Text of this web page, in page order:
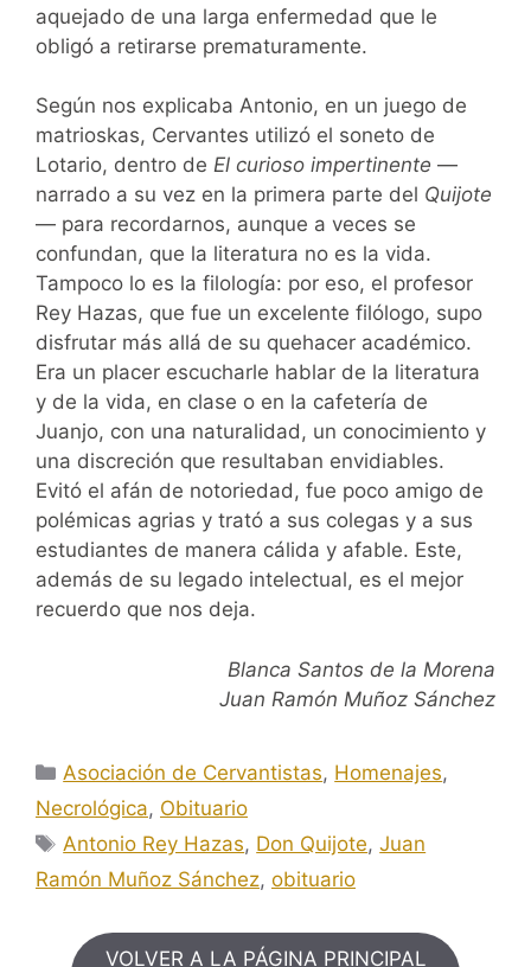
aquejado de una larga enfermedad que le
obligó a retirarse prematuramente.
Según nos explicaba Antonio, en un juego de
matrioskas, Cervantes utilizó el soneto de
Lotario, dentro de El curioso impertinente —
narrado a su vez en la primera parte del Quijote
— para recordarnos, aunque a veces se
confundan, que la literatura no es la vida.
Tampoco lo es la filología: por eso, el profesor
Rey Hazas, que fue un excelente filólogo, supo
disfrutar más allá de su quehacer académico.
Era un placer escucharle hablar de la literatura
y de la vida, en clase o en la cafetería de
Juanjo, con una naturalidad, un conocimiento y
una discreción que resultaban envidiables.
Evitó el afán de notoriedad, fue poco amigo de
polémicas agrias y trató a sus colegas y a sus
estudiantes de manera cálida y afable. Este,
además de su legado intelectual, es el mejor
recuerdo que nos deja.
Blanca Santos de la Morena
Juan Ramón Muñoz Sánchez
Categorías
Asociación de Cervantistas, Homenajes,
Necrológica, Obituario
Etiquetas
Antonio Rey Hazas, Don Quijote,Juan
Ramón Muñoz Sánchez, obituario
VOLVER A LA PÁGINA PRINCIPAL